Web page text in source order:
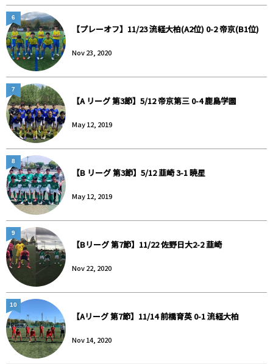
【プレーオフ】11/23 流経大柏(A2位) 0-2 帝京(B1位)
Nov 23, 2020
6
【A リーグ 第3節】5/12 帝京第三 0-4 鹿島学園
May 12, 2019
7
【B リーグ 第3節】5/12 韮崎 3-1 暁星
May 12, 2019
8
【Bリーグ 第7節】11/22 佐野日大2-2 韮崎
Nov 22, 2020
9
【Aリーグ 第7節】11/14 前橋育英 0-1 流経大柏
Nov 14, 2020
10